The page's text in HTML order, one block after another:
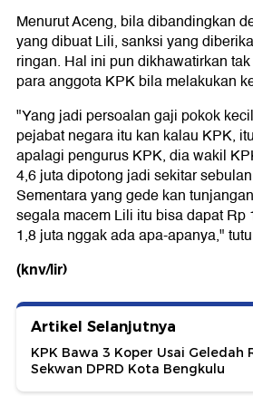
Menurut Aceng, bila dibandingkan
yang dibuat Lili, sanksi yang
ringan. Hal ini pun dikhawatirkan
para anggota KPK bila melakukan
"Yang jadi persoalan gaji pokok
pejabat negara itu kan kalau KPK,
apalagi pengurus KPK, dia wakil
4,6 juta dipotong jadi sekitar
Sementara yang gede kan
segala macem Lili itu bisa dapat Rp
1,8 juta nggak ada apa-apanya,"
(knv/lir)
Artikel Selanjutnya
KPK Bawa 3 Koper Usai Geledah
Sekwan DPRD Kota Bengkulu